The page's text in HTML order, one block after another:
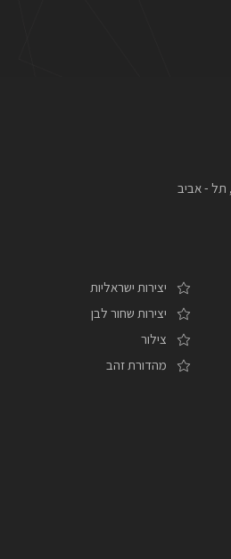
יצירות ישראליות
יצירות שחור לבן
צילור
מהדורת זהב